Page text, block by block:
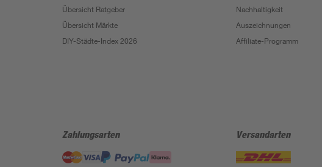
Übersicht Ratgeber
Übersicht Märkte
DIY-Städte-Index 2026
Nachhaltigkeit
Auszeichnungen
Affiliate-Programm
Zahlungsarten Versandarten